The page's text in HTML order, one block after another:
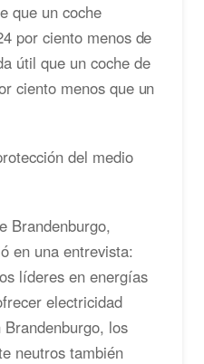
que un coche
por ciento menos de
útil que un coche de
ciento menos que un
del medio
Brandenburgo,
en una entrevista:
líderes en energías
electricidad
los
neutros también